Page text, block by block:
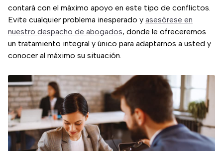
contará con el máximo apoyo en este tipo de conflictos.
Evite cualquier problema inesperado y asesórese en
nuestro despacho de abogados, donde le ofreceremos
un tratamiento integral y único para adaptarnos a usted y
conocer al máximo su situación.